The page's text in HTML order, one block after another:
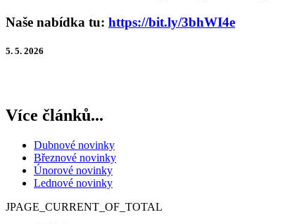
Naše nabídka tu: https://bit.ly/3bhWI4e
5. 5. 2026
Více článků...
Dubnové novinky
Březnové novinky
Únorové novinky
Lednové novinky
JPAGE_CURRENT_OF_TOTAL